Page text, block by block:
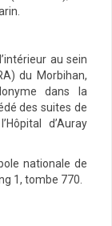
au sein
du Morbihan,
dans la
des suites de
d’Auray
nationale de
1, tombe 770.